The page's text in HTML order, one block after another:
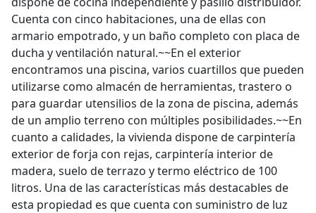
Cuenta con cinco habitaciones, una de ellas con
armario empotrado, y un baño completo con placa de
ducha y ventilación natural.~~En el exterior
encontramos una piscina, varios cuartillos que pueden
utilizarse como almacén de herramientas, trastero o
para guardar utensilios de la zona de piscina, además
de un amplio terreno con múltiples posibilidades.~~En
cuanto a calidades, la vivienda dispone de carpintería
exterior de forja con rejas, carpintería interior de
madera, suelo de terrazo y termo eléctrico de 100
litros. Una de las características más destacables de
esta propiedad es que cuenta con suministro de luz